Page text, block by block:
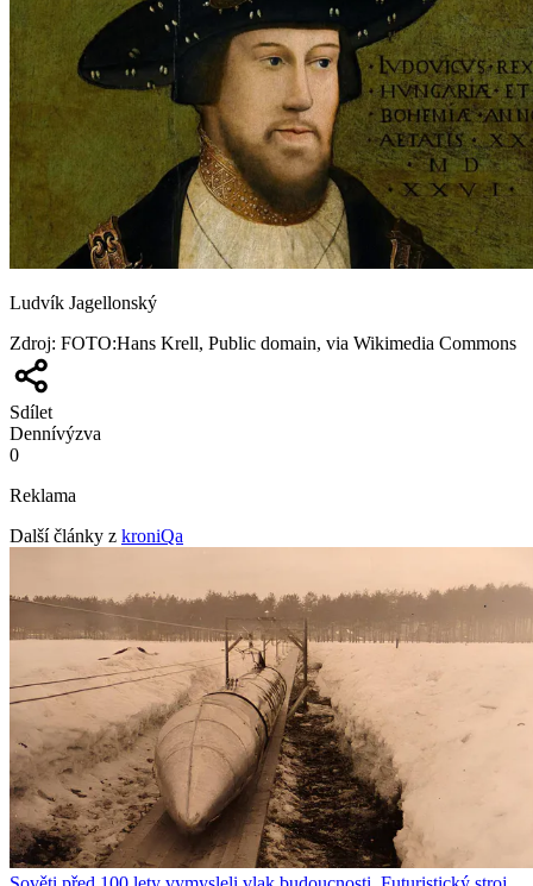
Ludvík Jagellonský
Zdroj: FOTO:Hans Krell, Public domain, via Wikimedia Commons
Sdílet
Dennívýzva
0
Reklama
Další články z kroniQa